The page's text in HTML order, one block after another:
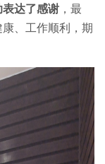
达了感谢 ，最
、工作顺利，期